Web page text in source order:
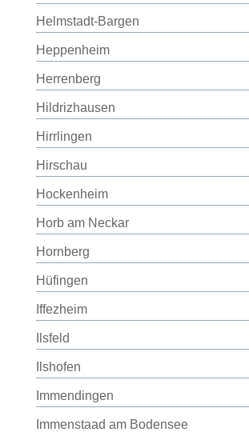
Helmstadt-Bargen
Heppenheim
Herrenberg
Hildrizhausen
Hirrlingen
Hirschau
Hockenheim
Horb am Neckar
Hornberg
Hüfingen
Iffezheim
Ilsfeld
Ilshofen
Immendingen
Immenstaad am Bodensee